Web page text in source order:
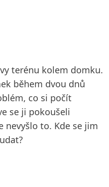
terénu kolem domku.
během dvou dnů
co si počít
se ji pokoušeli
nevyšlo to. Kde se jim